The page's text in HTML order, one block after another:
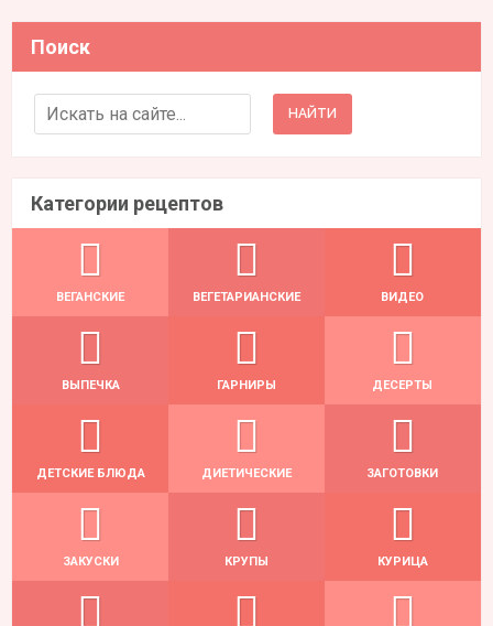
Поиск
Search for:
Категории рецептов
ВЕГАНСКИЕ ВЕГЕТАРИАНСКИЕ ВИДЕО
ВЫПЕЧКА ГАРНИРЫ ДЕСЕРТЫ
ДЕТСКИЕ БЛЮДА ДИЕТИЧЕСКИЕ ЗАГОТОВКИ
ЗАКУСКИ КРУПЫ КУРИЦА